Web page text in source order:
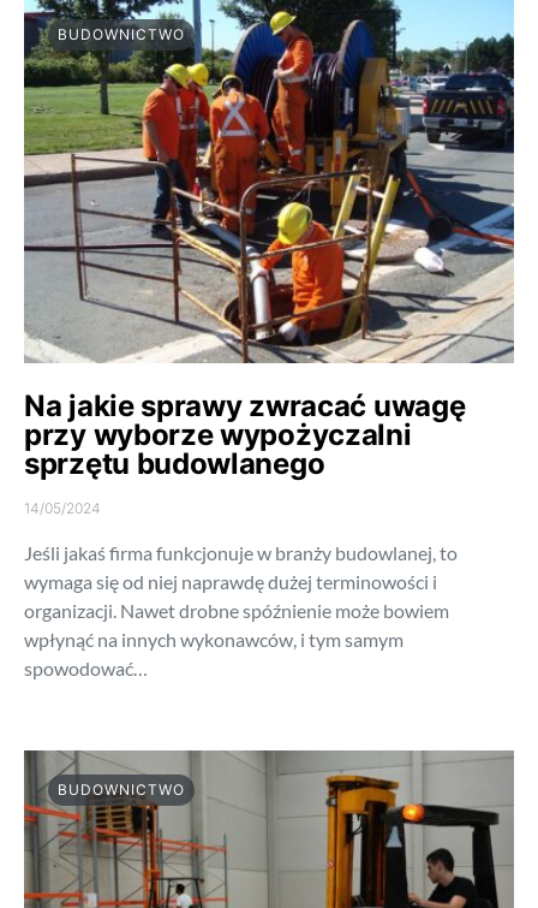
BUDOWNICTWO
Na jakie sprawy zwracać uwagę
przy wyborze wypożyczalni
sprzętu budowlanego
14/05/2024
Jeśli jakaś firma funkcjonuje w branży budowlanej, to
wymaga się od niej naprawdę dużej terminowości i
organizacji. Nawet drobne spóźnienie może bowiem
wpłynąć na innych wykonawców, i tym samym
spowodować…
BUDOWNICTWO